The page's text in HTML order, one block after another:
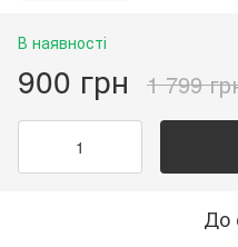
В наявності
900 грн 1 799
До